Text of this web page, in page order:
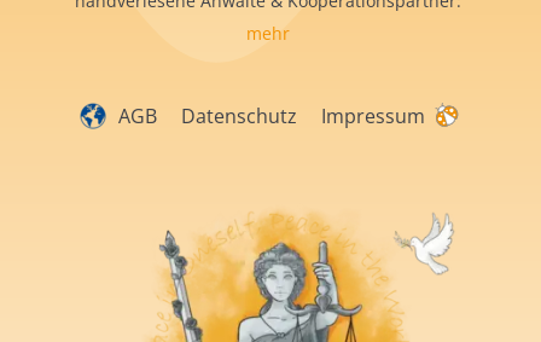
mehr
AGB Datenschutz Impressum